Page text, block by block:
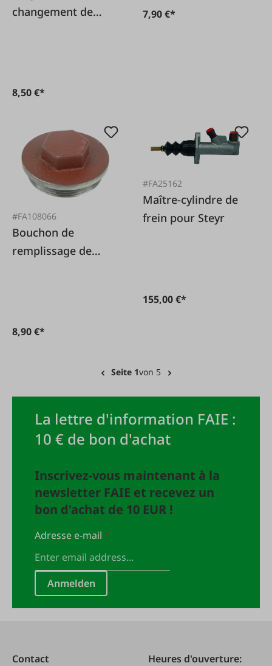
changement de
8,50 €*
7,90 €*
#FA108066
Bouchon de
remplissage de
8,90 €*
#FA25162
Maître-cylindre de
frein pour Steyr
155,00 €*
Seite 1von 5
La lettre d'information FAIE :
10 € de bon d'achat
Inscrivez-vous maintenant à la
newsletter FAIE et recevez un
bon d'achat de 10 EUR !
Adresse e-mail*
Anmelden
Contact Heures d'ouverture: